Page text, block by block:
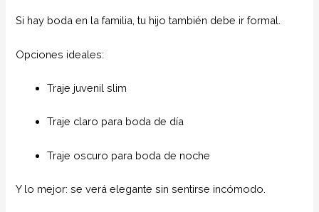
Si hay boda en la familia, tu hijo también debe ir formal.
Opciones ideales:
Traje juvenil slim
Traje claro para boda de día
Traje oscuro para boda de noche
Y lo mejor: se verá elegante sin sentirse incómodo.